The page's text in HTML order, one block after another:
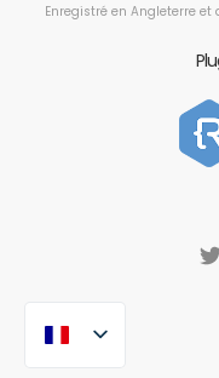
Enregistré en Angleterre et